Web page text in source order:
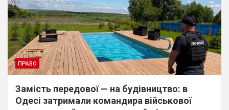
ПРАВО
Замість передової — на будівництво: в
Одесі затримали командира військової